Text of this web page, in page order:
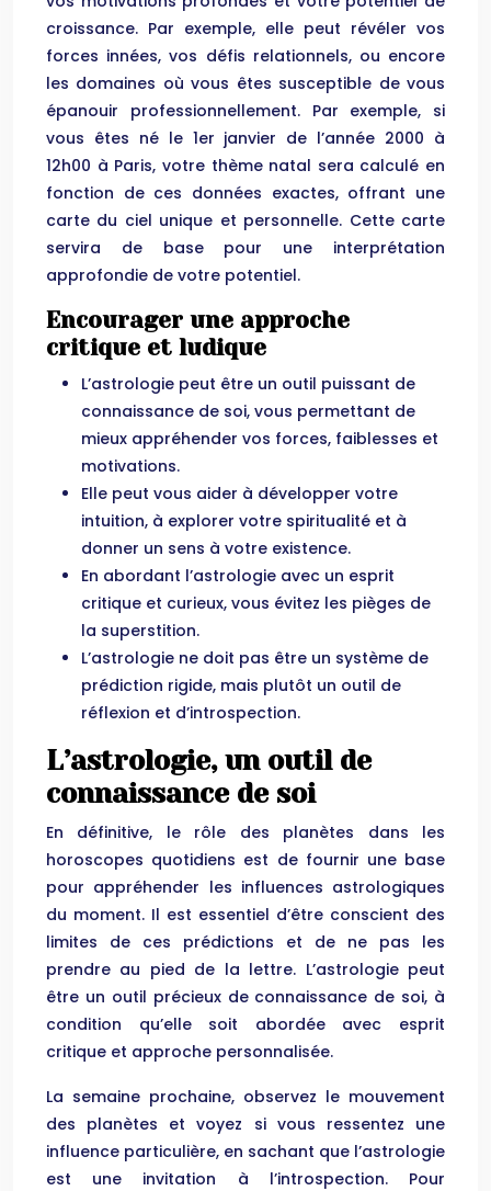
croissance. Par exemple, elle peut révéler vos
forces innées, vos défis relationnels, ou encore
les domaines où vous êtes susceptible de vous
épanouir professionnellement. Par exemple, si
vous êtes né le 1er janvier de l’année 2000 à
12h00 à Paris, votre thème natal sera calculé en
fonction de ces données exactes, offrant une
carte du ciel unique et personnelle. Cette carte
servira de base pour une interprétation
approfondie de votre potentiel.
Encourager une approche
critique et ludique
L’astrologie peut être un outil puissant de
connaissance de soi, vous permettant de
mieux appréhender vos forces, faiblesses et
motivations.
Elle peut vous aider à développer votre
intuition, à explorer votre spiritualité et à
donner un sens à votre existence.
En abordant l’astrologie avec un esprit
critique et curieux, vous évitez les pièges de
la superstition.
L’astrologie ne doit pas être un système de
prédiction rigide, mais plutôt un outil de
réflexion et d’introspection.
L’astrologie, un outil de
connaissance de soi
En définitive, le rôle des planètes dans les
horoscopes quotidiens est de fournir une base
pour appréhender les influences astrologiques
du moment. Il est essentiel d’être conscient des
limites de ces prédictions et de ne pas les
prendre au pied de la lettre. L’astrologie peut
être un outil précieux de connaissance de soi, à
condition qu’elle soit abordée avec esprit
critique et approche personnalisée.
La semaine prochaine, observez le mouvement
des planètes et voyez si vous ressentez une
influence particulière, en sachant que l’astrologie
est une invitation à l’introspection. Pour